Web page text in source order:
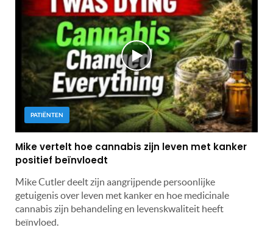
PATIËNTEN
Mike vertelt hoe cannabis zijn leven met kanker
positief beïnvloedt
Mike Cutler deelt zijn aangrijpende persoonlijke
getuigenis over leven met kanker en hoe medicinale
cannabis zijn behandeling en levenskwaliteit heeft
beïnvloed.